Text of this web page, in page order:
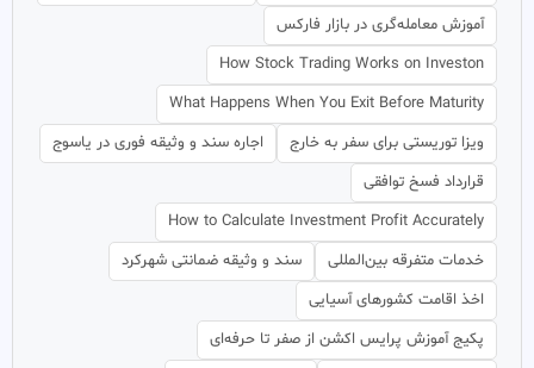
آموزش معامله‌گری در بازار فارکس
How Stock Trading Works on Investon
What Happens When You Exit Before Maturity
ویزا توریستی برای سفر به خارج
اجاره سند و وثیقه فوری در یاسوج
قرارداد فسخ توافقی
How to Calculate Investment Profit Accurately
خدمات متفرقه بین‌المللی
سند و وثیقه ضمانتی شهرکرد
اخذ اقامت کشورهای آسیایی
پکیج آموزش پرایس اکشن از صفر تا حرفه‌ای